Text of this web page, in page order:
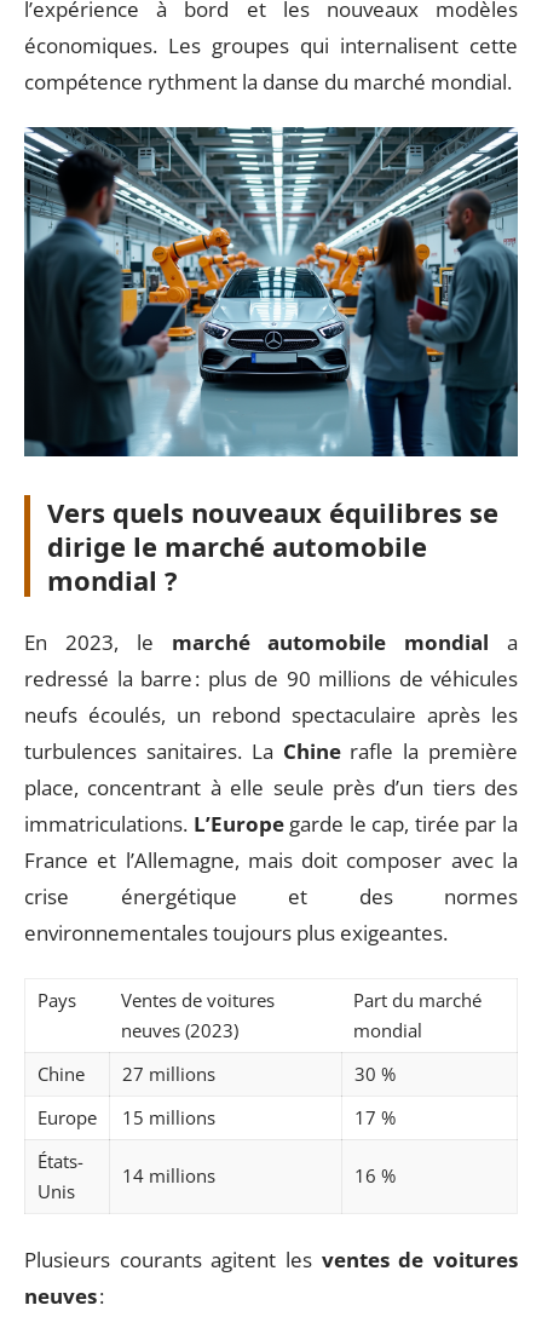
l’expérience à bord et les nouveaux modèles
économiques. Les groupes qui internalisent cette
compétence rythment la danse du marché mondial.
Vers quels nouveaux équilibres se
dirige le marché automobile
mondial ?
En 2023, le marché automobile mondial a
redressé la barre : plus de 90 millions de véhicules
neufs écoulés, un rebond spectaculaire après les
turbulences sanitaires. La Chinerafle la première
place, concentrant à elle seule près d’un tiers des
immatriculations. L’Europegarde le cap, tirée par la
France et l’Allemagne, mais doit composer avec la
crise énergétique et des normes
environnementales toujours plus exigeantes.
Pays
Ventes de voitures
neuves (2023)
Part du marché
mondial
Chine
27 millions
30 %
Europe
15 millions
17 %
États-
Unis
14 millions 16 %
Plusieurs courants agitent les ventes de voitures
neuves: